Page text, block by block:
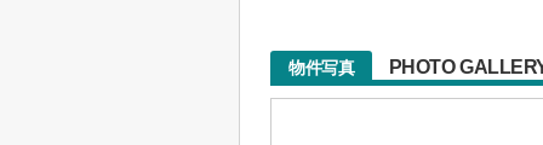
物件写真 PHOTO